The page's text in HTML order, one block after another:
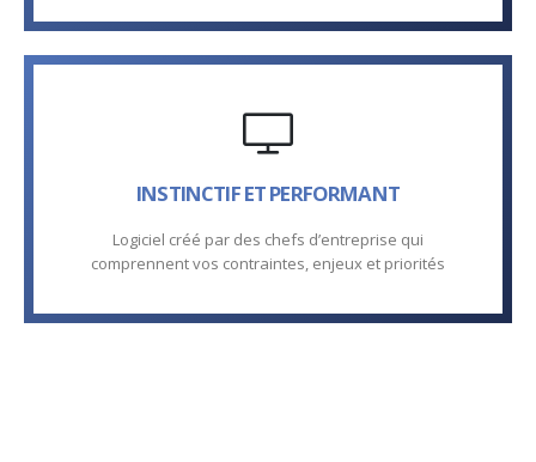
INSTINCTIF ET PERFORMANT
Logiciel créé par des chefs d’entreprise qui
comprennent vos contraintes, enjeux et priorités